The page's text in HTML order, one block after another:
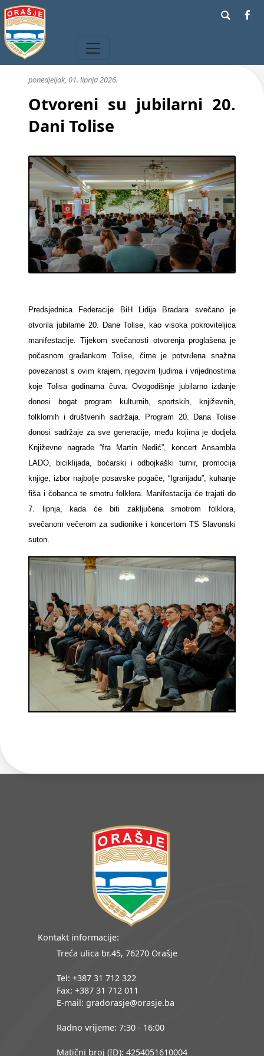
ponedjeljak, 01. lipnja 2026.
Otvoreni su jubilarni 20.
Dani Tolise
Predsjednica Federacije BiH Lidija Bradara svečano je
otvorila jubilarne 20. Dane Tolise, kao visoka pokroviteljica
manifestacije. Tijekom svečanosti otvorenja proglašena je
počasnom građankom Tolise, čime je potvrđena snažna
povezanost s ovim krajem, njegovim ljudima i vrijednostima
koje Tolisa godinama čuva. Ovogodišnje jubilarno izdanje
donosi bogat program kulturnih, sportskih, književnih,
folklornih i društvenih sadržaja. Program 20. Dana Tolise
donosi sadržaje za sve generacije, među kojima je dodjela
Književne nagrade “fra Martin Nedić”, koncert Ansambla
LADO, biciklijada, boćarski i odbojkaški turnir, promocija
knjige, izbor najbolje posavske pogače, “Igrarijadu”, kuhanje
fiša i čobanca te smotru folklora. Manifestacija će trajati do
7. lipnja, kada će biti zaključena smotrom folklora,
svečanom večerom za sudionike i koncertom TS Slavonski
suton.
Kontakt informacije:
Treća ulica br.45, 76270 Orašje
Tel: +387 31 712 322
Fax: +387 31 712 011
E-mail: gradorasje@orasje.ba
Radno vrijeme: 7:30 - 16:00
Matični broj (ID): 4254051610004